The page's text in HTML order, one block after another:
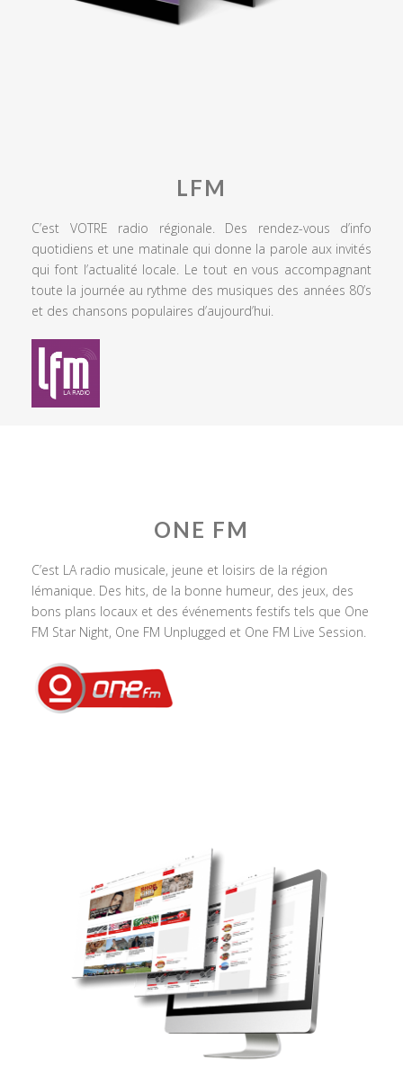
LFM
C’est VOTRE radio régionale. Des rendez-vous d’info
quotidiens et une matinale qui donne la parole aux invités
qui font l’actualité locale. Le tout en vous accompagnant
toute la journée au rythme des musiques des années 80’s
et des chansons populaires d’aujourd’hui.
ONE FM
C’est LA radio musicale, jeune et loisirs de la région
lémanique. Des hits, de la bonne humeur, des jeux, des
bons plans locaux et des événements festifs tels que One
FM Star Night, One FM Unplugged et One FM Live Session.